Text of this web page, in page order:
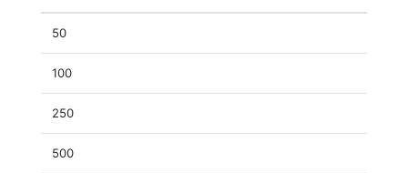
50
100
250
500